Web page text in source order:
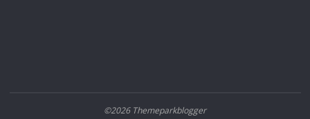
©2026 Themeparkblogger